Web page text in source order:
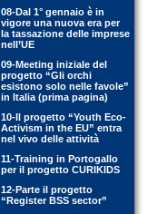
08-Dal 1° gennaio è in
vigore una nuova era per
la tassazione delle imprese
nell’UE
09-Meeting iniziale del
progetto “Gli orchi
esistono solo nelle favole”
in Italia (prima pagina)
10-Il progetto “Youth Eco-
Activism in the EU” entra
nel vivo delle attività
11-Training in Portogallo
per il progetto CURIKIDS
12-Parte il progetto
“Register BSS sector”